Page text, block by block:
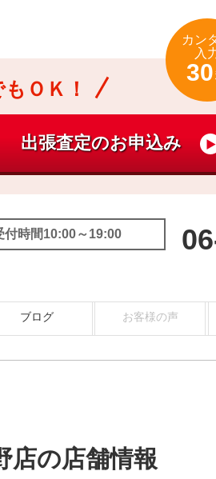
ＯＫ！
カン
入
30
付時間10:00～19:00
ブログ お客様の声
店の店舗情報